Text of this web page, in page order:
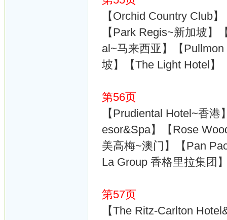
【Orchid Country Club
【Park Regis~新加坡
al~马来西亚】【
坡】【The Light Hotel】
第56页
【Prudiental Hotel~香
esor&Spa】【Rose
美高梅~澳门】【Pan
La Group 香格里拉集团
第57页
【The Ritz-Carlton